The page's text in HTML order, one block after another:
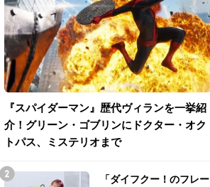
『スパイダーマン』歴代ヴィランを一挙紹
介！グリーン・ゴブリンにドクター・オク
トパス、ミステリオまで
「ダイフクー！のフレー